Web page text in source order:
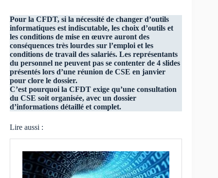
Pour la CFDT, si la nécessité de changer d’outils
informatiques est indiscutable, les choix d’outils et
les conditions de mise en œuvre auront des
conséquences très lourdes sur l’emploi et les
conditions de travail des salariés. Les représentants
du personnel ne peuvent pas se contenter de 4 slides
présentés lors d’une réunion de CSE en janvier
pour clore le dossier.
C’est pourquoi la CFDT exige qu’une consultation
du CSE soit organisée, avec un dossier
d’informations détaillé et complet.
Lire aussi :